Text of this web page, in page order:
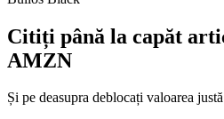
Citiți până la capăt
AMZN
Și pe deasupra deblocați valoarea